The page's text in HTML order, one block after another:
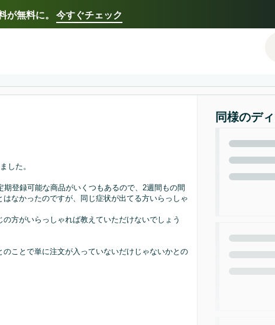
が無料に。 今すぐチェック
Select your preferred language
日本語
した。
登録可能な商品がいくつもあるので、2週間もの間
なかったのですが、同じ症状が出てる方いらっしゃ
方がいらっしゃれば教えていただけないでしょう
ことで単に注文が入っていないだけじゃないかとの
同様のデ